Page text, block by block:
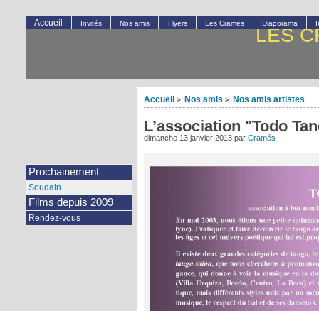
LES
Accueil > Nos amis > Nos amis artistes
L’association "Todo
dimanche 13 janvier 2013 par Cramés
Accueil Invités Nos amis Flyers Les Cramés Diaporama
Prochainement
Soudain
Films depuis 2009
Rendez-vous